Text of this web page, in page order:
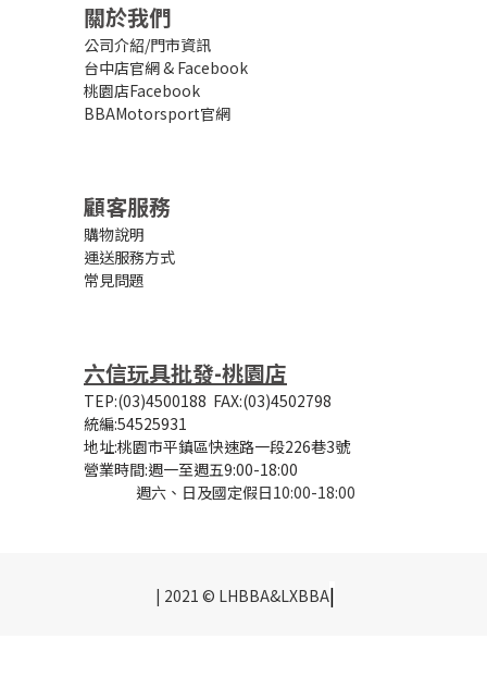
關於我們
公司介紹/門市資訊
台中店官網& Facebook
桃園店Facebook
BBAMotorsport官網
顧客服務
購物說明
運送服務方式
常見問題
六信玩具批發-桃園店
TEP:(03)4500188 FAX:(03)4502798
統編:54525931
地址:桃園市平鎮區快速路一段226巷3號
營業時間:週一至週五9:00-18:00
週六、日及國定假日10:00-18:00
| 2021 © LHBBA&LXBBA|